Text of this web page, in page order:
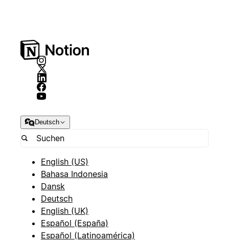
Deutsch
English (US)
Bahasa Indonesia
Dansk
Deutsch
English (UK)
Español (España)
Español (Latinoamérica)